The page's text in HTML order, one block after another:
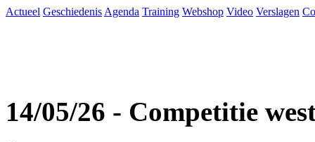
Actueel Geschiedenis Agenda Training Webshop Video Verslagen
14/05/26 - Competitie